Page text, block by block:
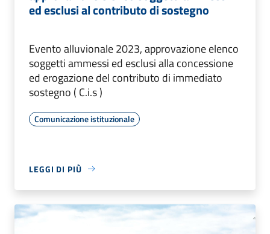
ed esclusi al contributo di sostegno
Evento alluvionale 2023, approvazione elenco
soggetti ammessi ed esclusi alla concessione
ed erogazione del contributo di immediato
sostegno ( C.i.s )
Comunicazione istituzionale
LEGGI DI PIÙ